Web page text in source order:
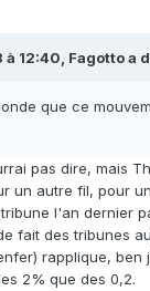
à 12:40, Fagottoa
que ce
pas dire, mais
un autre fil, pour
l'an dernier
fait des tribunes
rapplique, ben
2% que des 0,2.